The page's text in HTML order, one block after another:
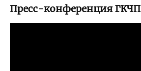
Пресс-конференция ГКЧП